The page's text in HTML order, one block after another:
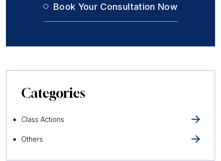
Categories
Class Actions
Others